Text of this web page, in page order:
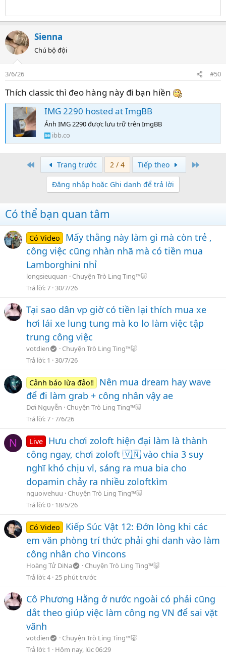
Sienna
Chú bộ đội
3/6/26 #50
Thích classic thì đeo hàng này đi bạn hiền
IMG 2290 hosted at ImgBB
Ảnh IMG 2290 được lưu trữ trên ImgBB
ibb.co
Trang trước 2 / 4 Tiếp theo
Đăng nhập hoặc Ghi danh để trả lời
Có thể bạn quan tâm
Có Video
Mấy thằng này làm gì mà còn trẻ ,
công việc cũng nhàn nhã mà có tiền mua
Lamborghini nhỉ
longsieuquan
Chuyện Trò Ling Ting™🐷
Trả lời 7 30/7/26
Tại sao dân vp giờ có tiền lại thích mua xe
hơi lái xe lung tung mà ko lo làm việc tập
trung công việc
votdien
Chuyện Trò Ling Ting™🐷
Trả lời 1 30/7/26
Cảnh báo lừa đảo‼️
Nên mua dream hay wave
để đi làm grab + công nhân vậy ae
Dơi Nguyễn
Chuyện Trò Ling Ting™🐷
Trả lời 7 7/6/26
N Live
Hưu chơi zoloft hiện đại làm là thành
công ngay, chơi zoloft 🇻🇳 vào chia 3 suy
nghĩ khó chịu vl, sáng ra mua bia cho
dopamin chảy ra nhiều zoloftkìm
nguoivehuu
Chuyện Trò Ling Ting™🐷
Trả lời 0 18/5/26
Có Video
Kiếp Súc Vật 12: Đớn lòng khi các
em văn phòng trí thức phải ghi danh vào làm
công nhân cho Vincons
Hoàng Tử DiNa
Chuyện Trò Ling Ting™🐷
Trả lời 4 25 phút trước
Cô Phương Hằng ở nước ngoài có phải cũng
dắt theo giúp việc làm công ng VN để sai vặt
vãnh
votdien
Chuyện Trò Ling Ting™🐷
Trả lời 1 Hôm nay, lúc 06:29